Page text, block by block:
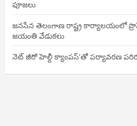
పూజలు
జనసేన తెలంగాణ రాష్ట్ర కార్యాలయంలో
జయంతి వేడుకలు
నెట్ జీరో హెల్దీ క్యాంపస్’తో పర్యావరణ